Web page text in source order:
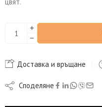
Доставка и връщане
Споделяне